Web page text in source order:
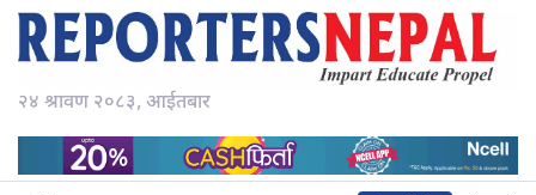
२४ श्रावण २०८३, आईतबार